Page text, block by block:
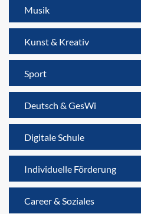
Musik
Kunst & Kreativ
Sport
Deutsch & GesWi
Digitale Schule
Individuelle Förderung
Career & Soziales